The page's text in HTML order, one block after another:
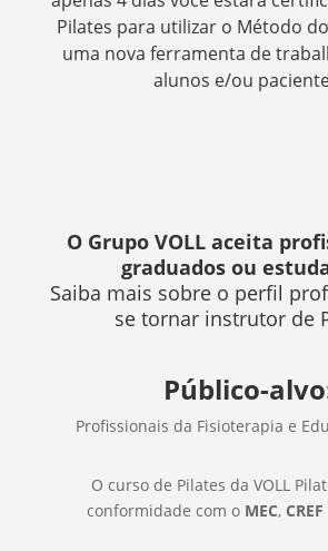
Pilates para utilizar o Método
uma nova ferramenta de
alunos e/ou
O Grupo VOLL aceita
graduados ou
Saiba mais sobre o perfil
se tornar instrutor de
Público-
Profissionais da Fisioterapia e
O curso de Pilates da VOLL
conformidade com o MEC, CREF